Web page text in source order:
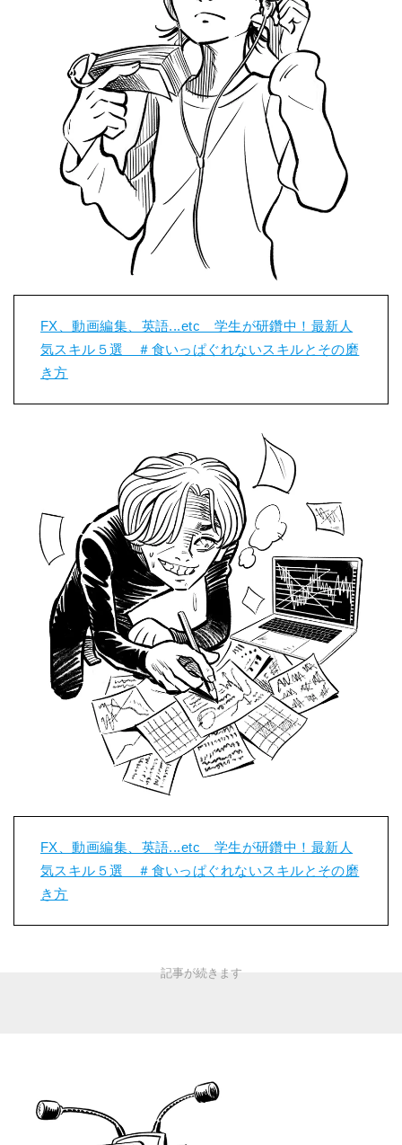
FX、動画編集、英語...etc 学生が研鑽中！最新人
気スキル５選 ＃食いっぱぐれないスキルとその磨
き方
FX、動画編集、英語...etc 学生が研鑽中！最新人
気スキル５選 ＃食いっぱぐれないスキルとその磨
き方